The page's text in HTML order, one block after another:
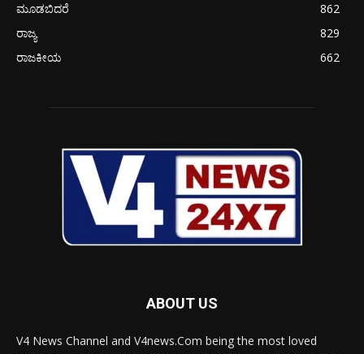
ಮೂಡಬಿದರೆ
862
ರಾಜ್ಯ
829
ರಾಜಕೀಯ
662
ABOUT US
V4 News Channel and V4news.Com being the most loved